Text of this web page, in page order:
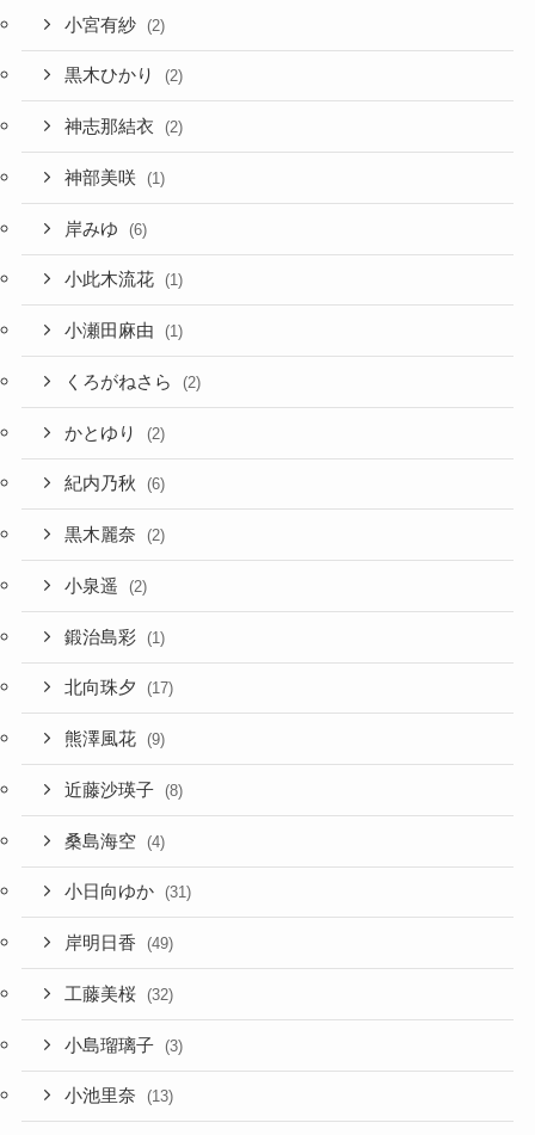
小宮有紗 (2)
黒木ひかり (2)
神志那結衣 (2)
神部美咲 (1)
岸みゆ (6)
小此木流花 (1)
小瀬田麻由 (1)
くろがねさら (2)
かとゆり (2)
紀内乃秋 (6)
黒木麗奈 (2)
小泉遥 (2)
鍛治島彩 (1)
北向珠夕 (17)
熊澤風花 (9)
近藤沙瑛子 (8)
桑島海空 (4)
小日向ゆか (31)
岸明日香 (49)
工藤美桜 (32)
小島瑠璃子 (3)
小池里奈 (13)